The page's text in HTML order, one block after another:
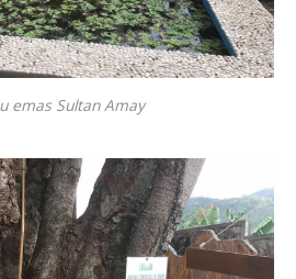
emas Sultan Amay